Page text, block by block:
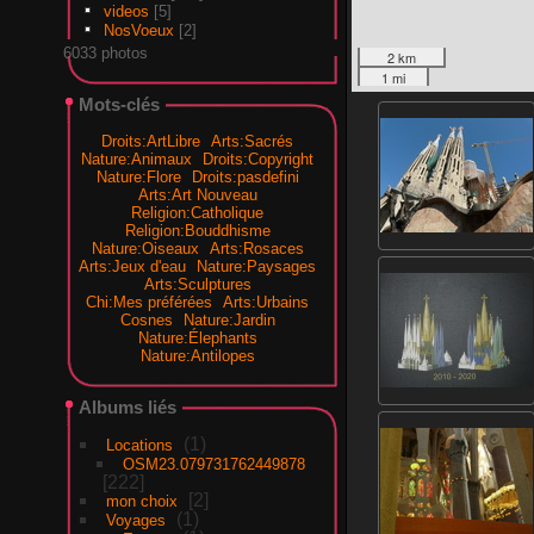
videos [5]
NosVoeux [2]
6033 photos
Mots-clés
Droits:ArtLibre
Arts:Sacrés
Nature:Animaux
Droits:Copyright
Nature:Flore
Droits:pasdefini
Arts:Art Nouveau
Religion:Catholique
Religion:Bouddhisme
Nature:Oiseaux
Arts:Rosaces
Arts:Jeux d'eau
Nature:Paysages
Arts:Sculptures
Chi:Mes préférées
Arts:Urbains
Cosnes
Nature:Jardin
Nature:Élephants
Nature:Antilopes
Albums liés
Locations 1
OSM23.079731762449878
222
mon choix 2
Voyages 1
2 km
1 mi